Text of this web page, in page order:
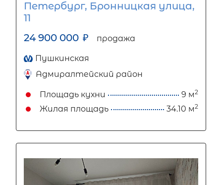
Петербург, Бронницкая улица,
11
24 900 000 ₽ продажа
Пушкинская
Адмиралтейский район
Площадь кухни 9 м2
Жилая площадь 34.10 м2